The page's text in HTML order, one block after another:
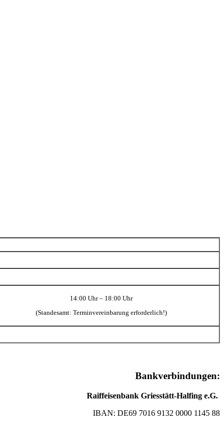
14:00 Uhr – 18:00 Uhr
(Standesamt: Terminvereinbarung erforderlich!)
Bankverbindungen:
Raiffeisenbank Griesstätt-Halfing e.G.
IBAN: DE69 7016 9132 0000 1145 88